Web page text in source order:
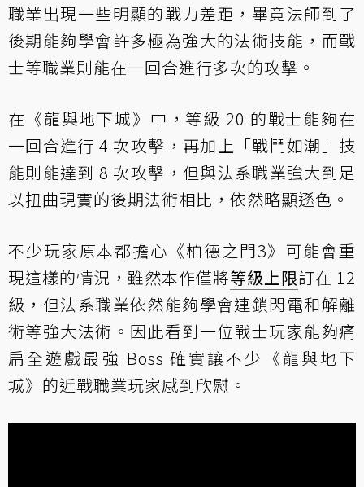
職業出現一些明顯的戰力差距，畢竟法師到了
後期能夠學會許多極為強大的法術技能，而戰
士等職業則能在一回合進行多次的攻擊。
在《龍與地下城》中，等級 20 的戰士能夠在
一回合進行 4 次攻擊，再加上「戰鬥如潮」技
能則能達到 8 次攻擊，但與法系職業強大到足
以扭曲現實的後期法術相比，依然略顯遜色。
不少玩家原本都擔心《柏德之門3》可能會重
現這樣的情況，雖然本作僅將等級上限訂在 12
級，但法系職業依然能夠學會連鎖閃電和解離
術等強大法術。因此看到一位戰士玩家能夠痛
扁全遊戲最強 Boss 確實讓不少《龍與地下
城》的近戰職業玩家感到欣慰。